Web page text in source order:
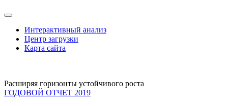
Интерактивный анализ
Центр загрузки
Карта сайта
Расширяя горизонты устойчивого роста
ГОДОВОЙ ОТЧЕТ 2019